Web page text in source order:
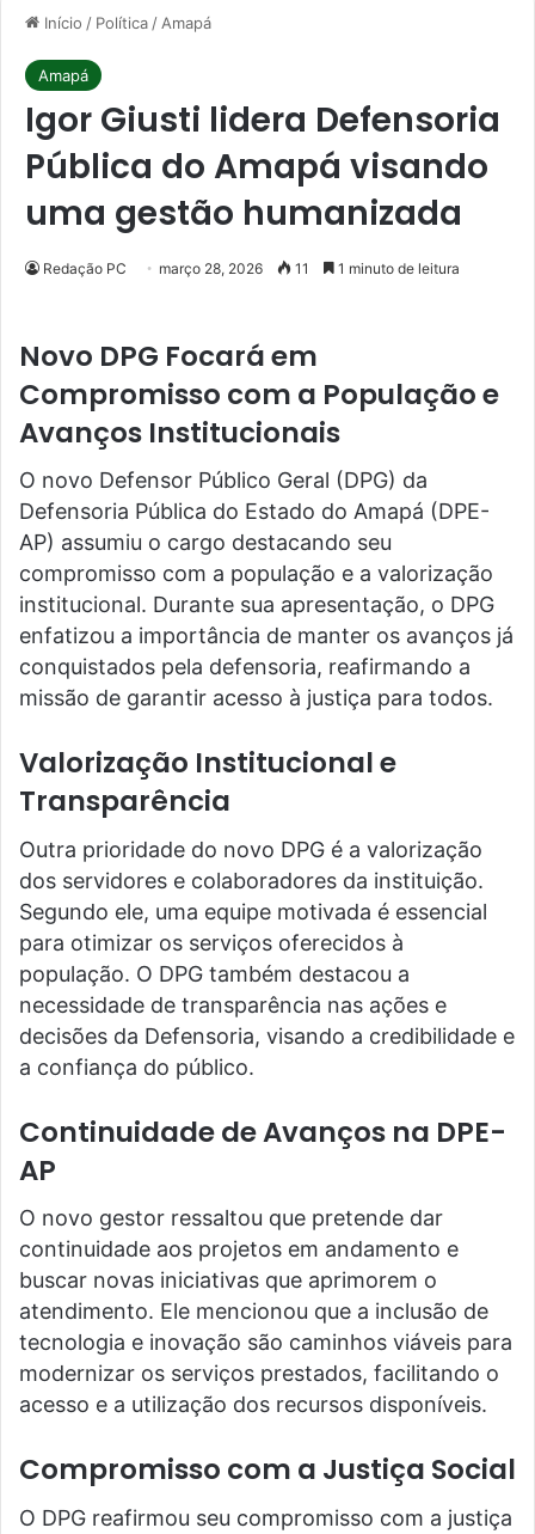
Início / Política / Amapá
Amapá
Igor Giusti lidera Defensoria
Pública do Amapá visando
uma gestão humanizada
Redação PC março 28, 2026 11 1 minuto de leitura
Novo DPG Focará em
Compromisso com a População e
Avanços Institucionais
O novo Defensor Público Geral (DPG) da
Defensoria Pública do Estado do Amapá (DPE-
AP) assumiu o cargo destacando seu
compromisso com a população e a valorização
institucional. Durante sua apresentação, o DPG
enfatizou a importância de manter os avanços já
conquistados pela defensoria, reafirmando a
missão de garantir acesso à justiça para todos.
Valorização Institucional e
Transparência
Outra prioridade do novo DPG é a valorização
dos servidores e colaboradores da instituição.
Segundo ele, uma equipe motivada é essencial
para otimizar os serviços oferecidos à
população. O DPG também destacou a
necessidade de transparência nas ações e
decisões da Defensoria, visando a credibilidade e
a confiança do público.
Continuidade de Avanços na DPE-
AP
O novo gestor ressaltou que pretende dar
continuidade aos projetos em andamento e
buscar novas iniciativas que aprimorem o
atendimento. Ele mencionou que a inclusão de
tecnologia e inovação são caminhos viáveis para
modernizar os serviços prestados, facilitando o
acesso e a utilização dos recursos disponíveis.
Compromisso com a Justiça Social
O DPG reafirmou seu compromisso com a justiça